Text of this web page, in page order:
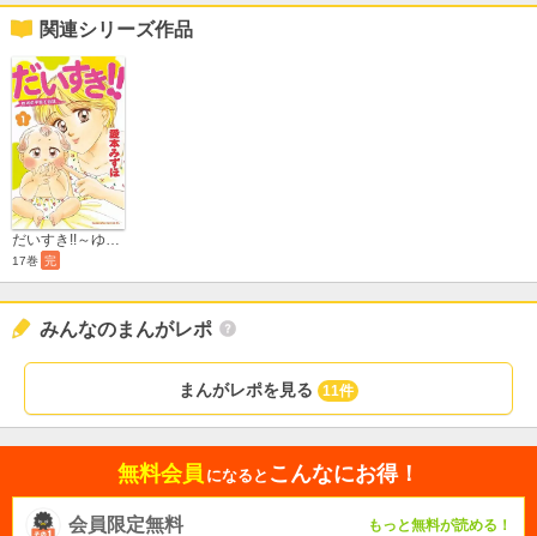
関連シリーズ作品
17巻 完
みんなのまんがレポ
まんがレポを見る 11件
無料会員 になると こんなにお得！
会員限定無料 もっと無料が読める！